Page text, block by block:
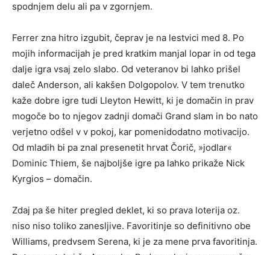
spodnjem delu ali pa v zgornjem.
Ferrer zna hitro izgubit, čeprav je na lestvici med 8. Po
mojih informacijah je pred kratkim manjal lopar in od tega
dalje igra vsaj zelo slabo. Od veteranov bi lahko prišel
daleč Anderson, ali kakšen Dolgopolov. V tem trenutko
kaže dobre igre tudi Lleyton Hewitt, ki je domačin in prav
mogoče bo to njegov zadnji domači Grand slam in bo nato
verjetno odšel v v pokoj, kar pomenidodatno motivacijo.
Od mladih bi pa znal presenetit hrvat Čorič, »jodlar«
Dominic Thiem, še najboljše igre pa lahko prikaže Nick
Kyrgios – domačin.
Zdaj pa še hiter pregled deklet, ki so prava loterija oz.
niso niso toliko zanesljive. Favoritinje so definitivno obe
Williams, predvsem Serena, ki je za mene prva favoritinja.